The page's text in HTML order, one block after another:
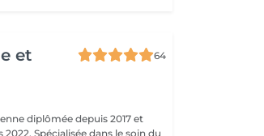
et
64
diplômée depuis 2017 et
Spécialisée dans le soin du